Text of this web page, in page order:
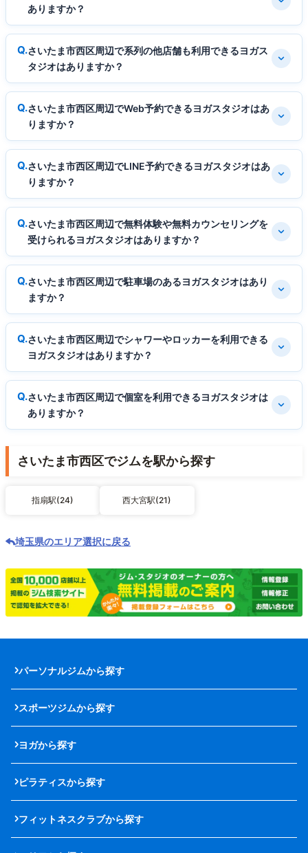
ありますか？
さいたま市西区周辺で系列の他店舗も利用できるヨガス
タジオはありますか？
さいたま市西区周辺でWeb予約できるヨガスタジオはあ
りますか？
さいたま市西区周辺でLINE予約できるヨガスタジオはあ
りますか？
さいたま市西区周辺で無料体験や無料カウンセリングを
受けられるヨガスタジオはありますか？
さいたま市西区周辺で駐車場のあるヨガスタジオはあり
ますか？
さいたま市西区周辺でシャワーやロッカーを利用できる
ヨガスタジオはありますか？
さいたま市西区周辺で個室を利用できるヨガスタジオは
ありますか？
さいたま市西区でジムを駅から探す
指扇駅(24) 西大宮駅(21)
埼玉県のエリア選択に戻る
パーソナルジムから探す
スポーツジムから探す
ヨガから探す
ピラティスから探す
フィットネスクラブから探す